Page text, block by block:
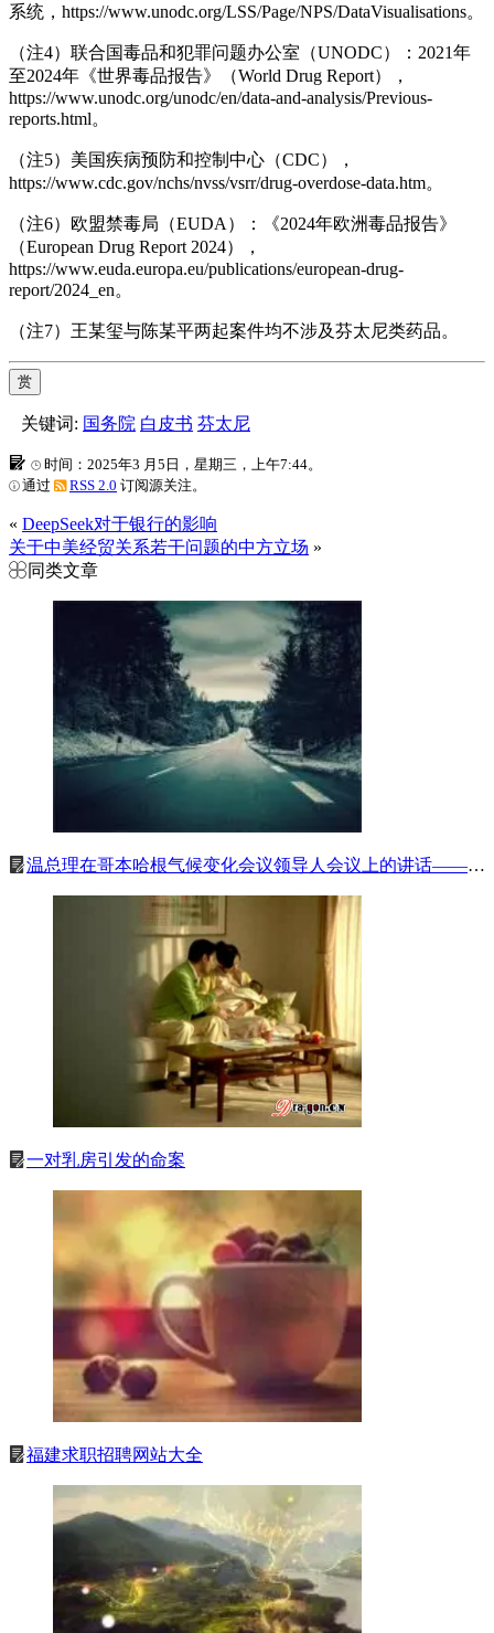
系统，https://www.unodc.org/LSS/Page/NPS/DataVisualisations。
（注4）联合国毒品和犯罪问题办公室（UNODC）：2021年
至2024年《世界毒品报告》（World Drug Report），
https://www.unodc.org/unodc/en/data-and-analysis/Previous-
reports.html。
（注5）美国疾病预防和控制中心（CDC），
https://www.cdc.gov/nchs/nvss/vsrr/drug-overdose-data.htm。
（注6）欧盟禁毒局（EUDA）：《2024年欧洲毒品报告》
（European Drug Report 2024），
https://www.euda.europa.eu/publications/european-drug-
report/2024_en。
（注7）王某玺与陈某平两起案件均不涉及芬太尼类药品。
赏
关键词: 国务院 白皮书 芬太尼
时间：2025年3 月5日，星期三，上午7:44。
通过
RSS 2.0 订阅源关注。
« DeepSeek对于银行的影响
关于中美经贸关系若干问题的中方立场 »
同类文章
温总理在哥本哈根气候变化会议领导人会议上的讲话——凝聚共识、加强合作，推进应对气候变化历史进程
一对乳房引发的命案
福建求职招聘网站大全